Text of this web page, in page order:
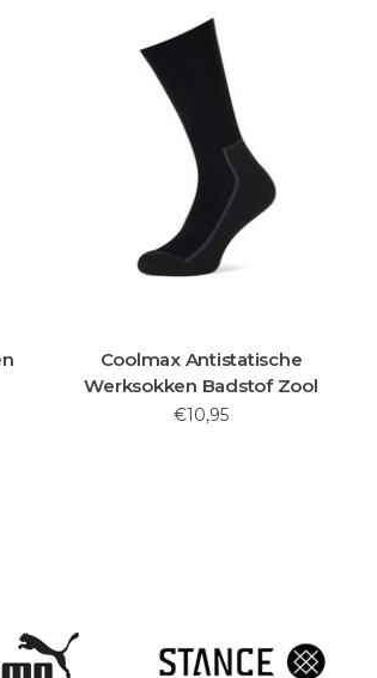
Zool
Stevige Thermosokken
Badstof Voering
€8,45